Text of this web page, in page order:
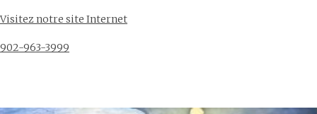
Visitez notre site Internet
902-963-3999